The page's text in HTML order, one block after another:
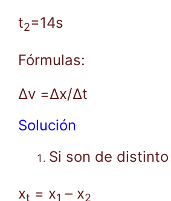
t2=14s
Fórmulas:
Δv =Δx/Δt
Solución
Si son de
xt = x1 – x2